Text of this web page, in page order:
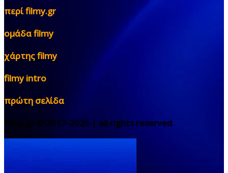
περί filmy.gr
ομάδα filmy
χάρτης filmy
filmy intro
πρώτη σελίδα
filmy.gr © 2017-2025 | all rights reserved